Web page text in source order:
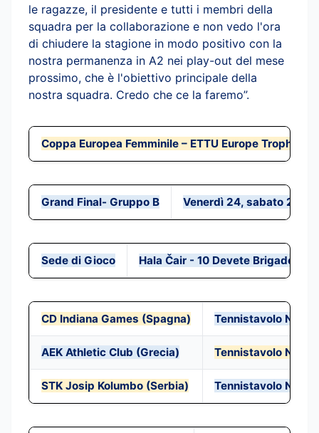
le ragazze, il presidente e tutti i membri della
squadra per la collaborazione e non vedo l'ora
di chiudere la stagione in modo positivo con la
nostra permanenza in A2 nei play-out del mese
prossimo, che è l'obiettivo principale della
nostra squadra. Credo che ce la faremo”.
Coppa Europea Femminile – ETTU Europe Trophy
Grand Final- Gruppo B Venerdì 24, sabato 25/
Sede di Gioco Hala Čair - 10 Devete Brigade -
CD Indiana Games (Spagna) Tennistavolo
AEK Athletic Club (Grecia) Tennistavolo
STK Josip Kolumbo (Serbia) Tennistavolo